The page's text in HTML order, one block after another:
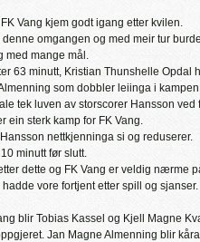
Vang kjem godt igang etter kvilen.
omgangen og med meir tur burde
med mange mål.
63 minutt, Kristian Thunshelle Opdal
som dobbler leiinga i
tek luven av storscorer Hansson ved
ein sterk kamp for FK Vang.
nettkjenninga si og reduserer.
minutt før slutt.
dette og FK Vang er veldig nærme
vore fortjent etter spill og sjanser.
blir Tobias Kassel og Kjell Magne
Jan Magne Almenning blir kåra